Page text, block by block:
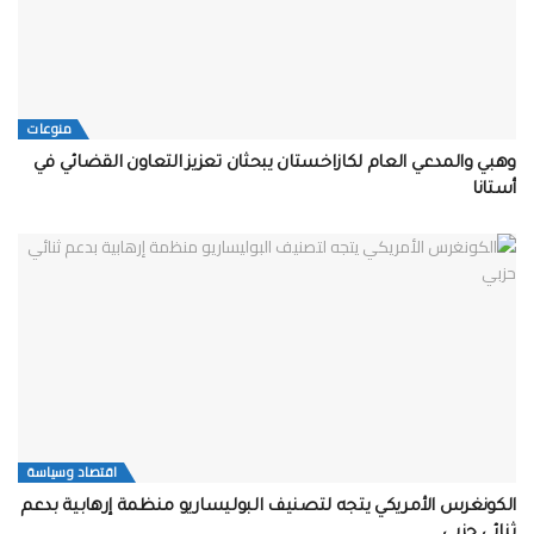
منوعات
وهبي والمدعي العام لكازاخستان يبحثان تعزيز التعاون القضائي في
أستانا
اقتصاد وسياسة
الكونغرس الأمريكي يتجه لتصنيف البوليساريو منظمة إرهابية بدعم